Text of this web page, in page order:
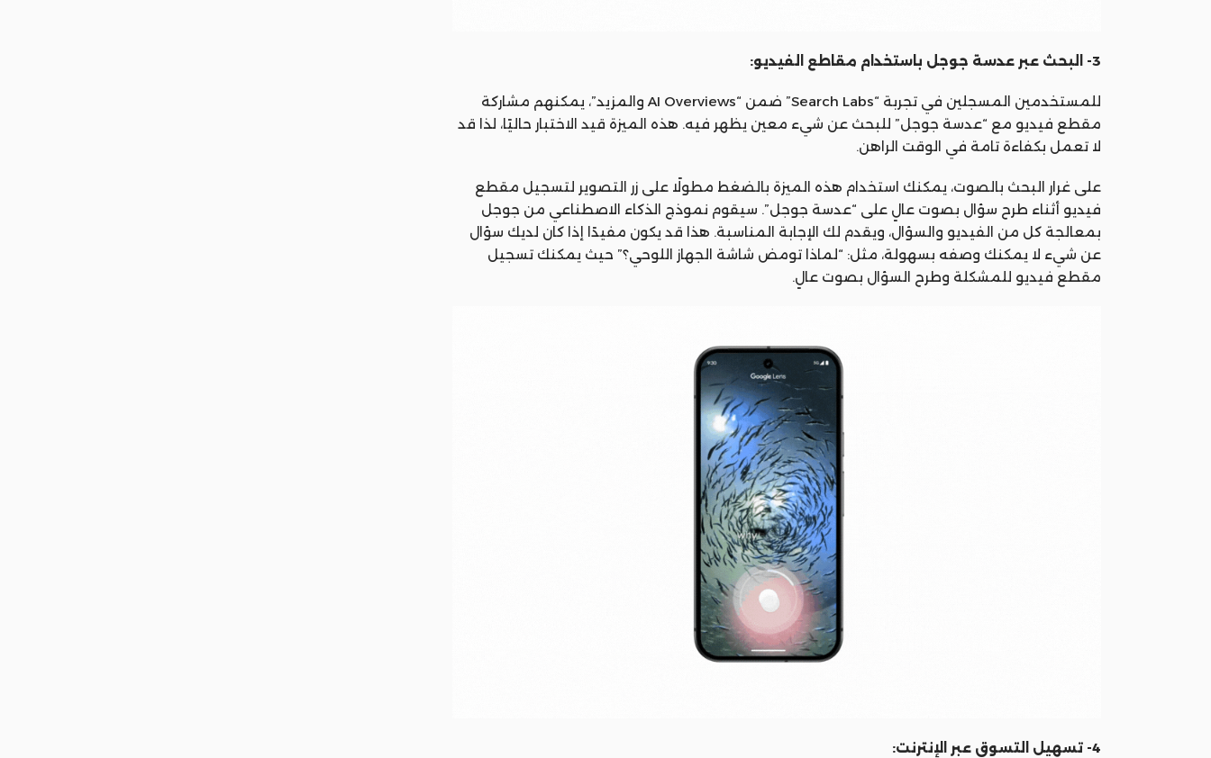
3- البحث عبر عدسة جوجل باستخدام مقاطع الفيديو:
للمستخدمين المسجلين في تجربة “Search Labs” ضمن “AI Overviews والمزيد”، يمكنهم مشاركة
مقطع فيديو مع “عدسة جوجل” للبحث عن شيء معين يظهر فيه. هذه الميزة قيد الاختبار حاليًا، لذا قد
لا تعمل بكفاءة تامة في الوقت الراهن.
على غرار البحث بالصوت، يمكنك استخدام هذه الميزة بالضغط مطولًا على زر التصوير لتسجيل مقطع
فيديو أثناء طرح سؤال بصوت عالٍ على “عدسة جوجل”. سيقوم نموذج الذكاء الاصطناعي من جوجل
بمعالجة كل من الفيديو والسؤال، ويقدم لك الإجابة المناسبة. هذا قد يكون مفيدًا إذا كان لديك سؤال
عن شيء لا يمكنك وصفه بسهولة، مثل: “لماذا تومض شاشة الجهاز اللوحي؟” حيث يمكنك تسجيل
مقطع فيديو للمشكلة وطرح السؤال بصوت عالٍ.
4- تسهيل التسوق عبر الإنترنت: